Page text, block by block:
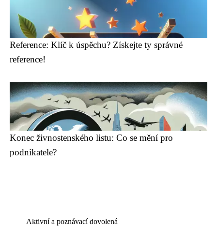
Reference: Klíč k úspěchu? Získejte ty správné
reference!
Konec živnostenského listu: Co se mění pro
podnikatele?
Aktivní a poznávací dovolená